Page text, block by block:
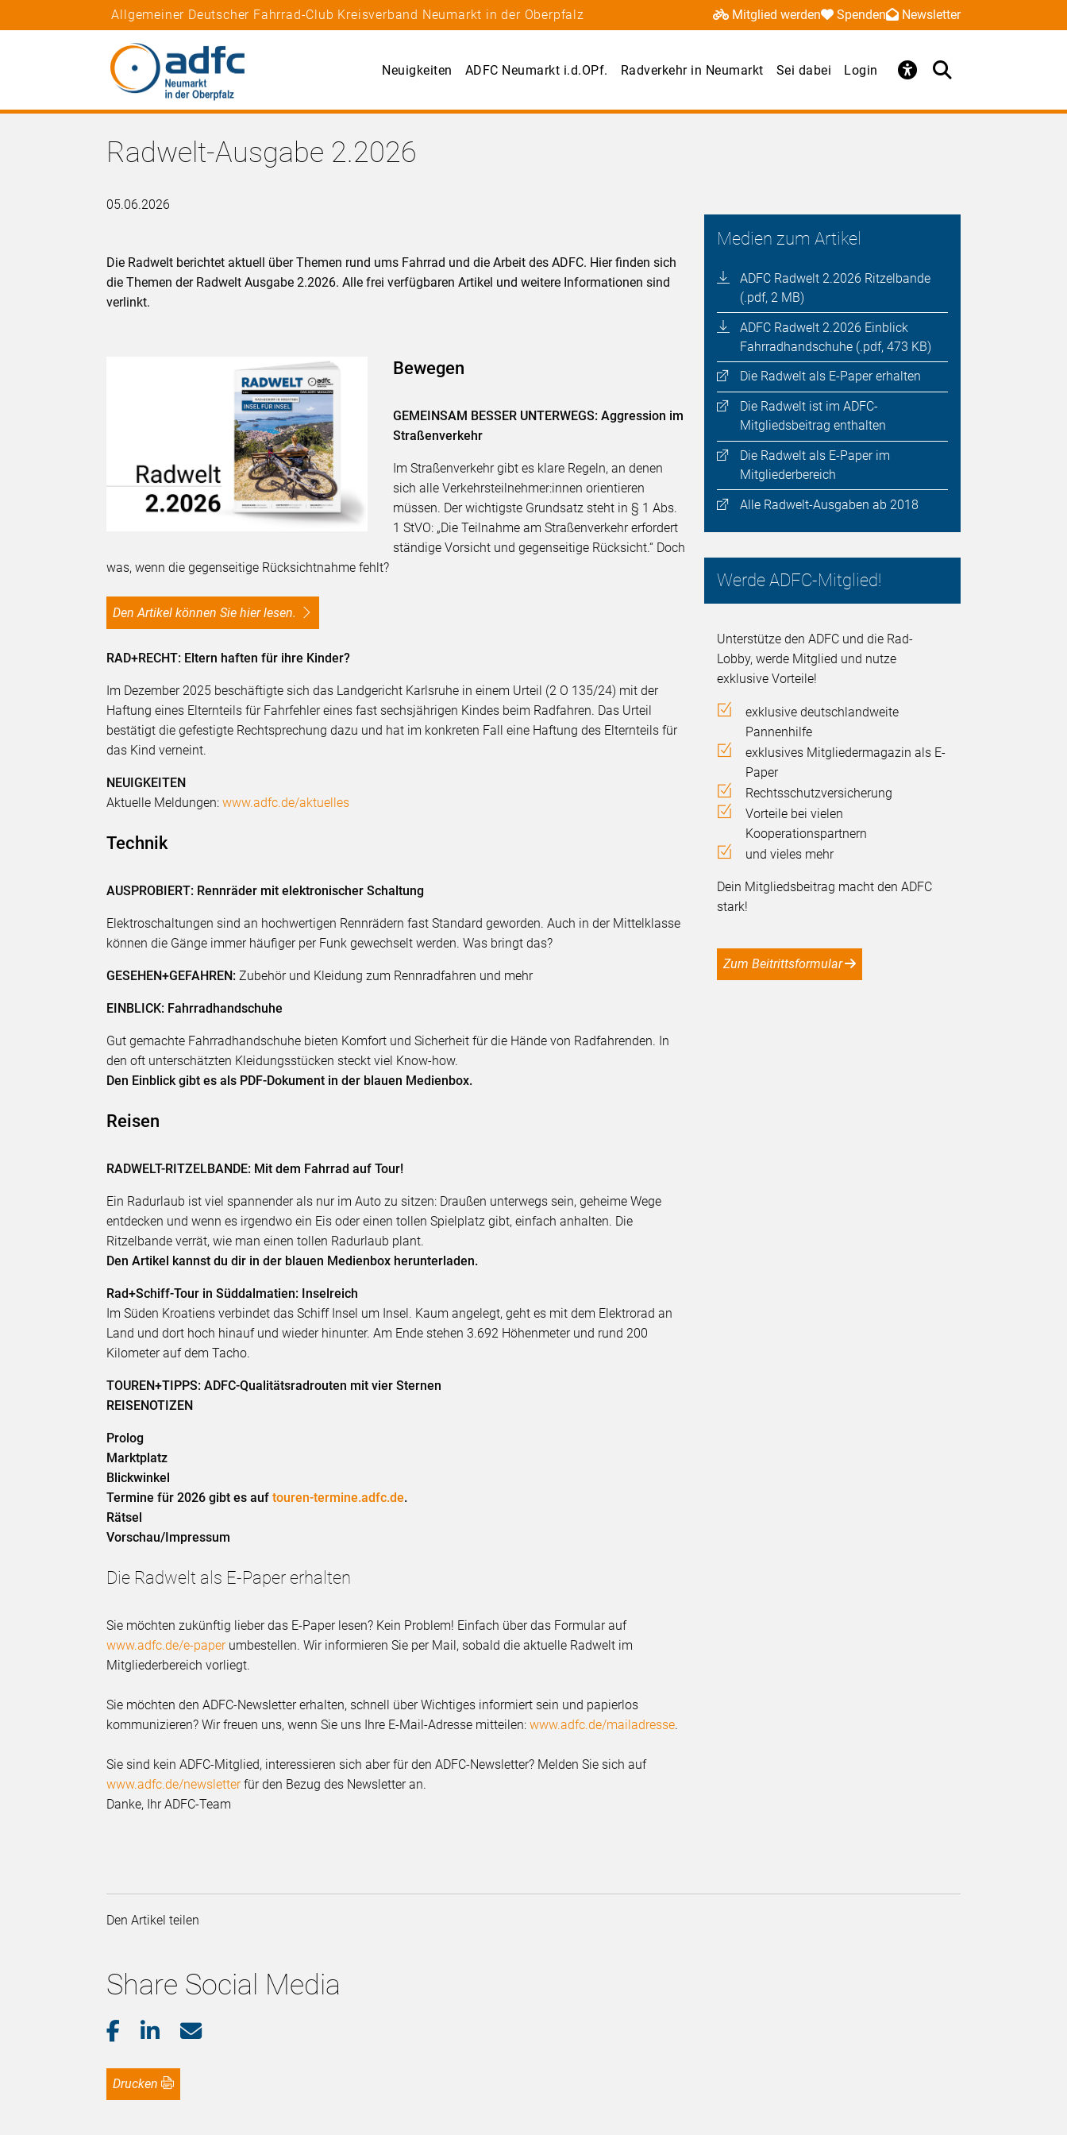
Allgemeiner Deutscher Fahrrad-Club Kreisverband Neumarkt in der Oberpfalz Mitglied werden Spenden Newsletter
Neuigkeiten ADFC Neumarkt i.d.OPf. Radverkehr in Neumarkt Sei dabei Login
Radwelt-Ausgabe 2.2026
05.06.2026
Medien zum Artikel
ADFC Radwelt 2.2026 Ritzelbande
(.pdf, 2 MB)
ADFC Radwelt 2.2026 Einblick
Fahrradhandschuhe (.pdf, 473 KB)
Die Radwelt als E-Paper erhalten
Die Radwelt ist im ADFC-
Mitgliedsbeitrag enthalten
Die Radwelt als E-Paper im
Mitgliederbereich
Alle Radwelt-Ausgaben ab 2018
Werde ADFC-Mitglied!
Unterstütze den ADFC und die Rad-
Lobby, werde Mitglied und nutze
exklusive Vorteile!
exklusive deutschlandweite
Pannenhilfe
exklusives Mitgliedermagazin als E-
Paper
Rechtsschutzversicherung
Vorteile bei vielen
Kooperationspartnern
und vieles mehr
Dein Mitgliedsbeitrag macht den ADFC
stark!
Zum Beitrittsformular
Die Radwelt berichtet aktuell über Themen rund ums Fahrrad und die Arbeit des ADFC. Hier finden sich
die Themen der Radwelt Ausgabe 2.2026. Alle frei verfügbaren Artikel und weitere Informationen sind
verlinkt.
Bewegen
GEMEINSAM BESSER UNTERWEGS: Aggression im
Straßenverkehr
Im Straßenverkehr gibt es klare Regeln, an denen
sich alle Verkehrsteilnehmer:innen orientieren
müssen. Der wichtigste Grundsatz steht in § 1 Abs.
1 StVO: „Die Teilnahme am Straßenverkehr erfordert
ständige Vorsicht und gegenseitige Rücksicht.“ Doch
was, wenn die gegenseitige Rücksichtnahme fehlt?
Den Artikel können Sie hier lesen.
RAD+RECHT: Eltern haften für ihre Kinder?
Im Dezember 2025 beschäftigte sich das Landgericht Karlsruhe in einem Urteil (2 O 135/24) mit der
Haftung eines Elternteils für Fahrfehler eines fast sechsjährigen Kindes beim Radfahren. Das Urteil
bestätigt die gefestigte Rechtsprechung dazu und hat im konkreten Fall eine Haftung des Elternteils für
das Kind verneint.
NEUIGKEITEN
Aktuelle Meldungen:www.adfc.de/aktuelles
Technik
AUSPROBIERT: Rennräder mit elektronischer Schaltung
Elektroschaltungen sind an hochwertigen Rennrädern fast Standard geworden. Auch in der Mittelklasse
können die Gänge immer häufiger per Funk gewechselt werden. Was bringt das?
GESEHEN+GEFAHREN:Zubehör und Kleidung zum Rennradfahren und mehr
EINBLICK: Fahrradhandschuhe
Gut gemachte Fahrradhandschuhe bieten Komfort und Sicherheit für die Hände von Radfahrenden. In
den oft unterschätzten Kleidungsstücken steckt viel Know-how.
Den Einblick gibt es als PDF-Dokument in der blauen Medienbox.
Reisen
RADWELT-RITZELBANDE: Mit dem Fahrrad auf Tour!
Ein Radurlaub ist viel spannender als nur im Auto zu sitzen: Draußen unterwegs sein, geheime Wege
entdecken und wenn es irgendwo ein Eis oder einen tollen Spielplatz gibt, einfach anhalten. Die
Ritzelbande verrät, wie man einen tollen Radurlaub plant.
Den Artikel kannst du dir in der blauen Medienbox herunterladen.
Rad+Schiff-Tour in Süddalmatien: Inselreich
Im Süden Kroatiens verbindet das Schiff Insel um Insel. Kaum angelegt, geht es mit dem Elektrorad an
Land und dort hoch hinauf und wieder hinunter. Am Ende stehen 3.692 Höhenmeter und rund 200
Kilometer auf dem Tacho.
TOUREN+TIPPS: ADFC-Qualitätsradrouten mit vier Sternen
REISENOTIZEN
Prolog
Marktplatz
Blickwinkel
Termine für 2026 gibt es auftouren-termine.adfc.de.
Rätsel
Vorschau/Impressum
Die Radwelt als E-Paper erhalten
Sie möchten zukünftig lieber das E-Paper lesen? Kein Problem! Einfach über das Formular auf
www.adfc.de/e-paperumbestellen. Wir informieren Sie per Mail, sobald die aktuelle Radwelt im
Mitgliederbereich vorliegt.
Sie möchten den ADFC-Newsletter erhalten, schnell über Wichtiges informiert sein und papierlos
kommunizieren? Wir freuen uns, wenn Sie uns Ihre E-Mail-Adresse mitteilen:www.adfc.de/mailadresse.
Sie sind kein ADFC-Mitglied, interessieren sich aber für den ADFC-Newsletter? Melden Sie sich auf
www.adfc.de/newsletterfür den Bezug des Newsletter an.
Danke, Ihr ADFC-Team
Den Artikel teilen
Share Social Media
Drucken